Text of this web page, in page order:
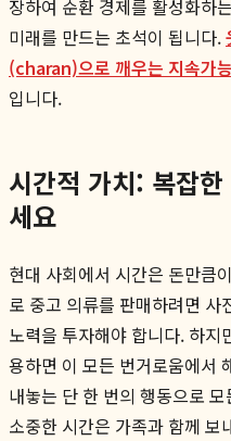
장하여 순환 경제를 활성화하
미래를 만드는 초석이 됩니다.
(charan)으로 깨우는 지속가
입니다.
시간적 가치: 복잡
세요
현대 사회에서 시간은 돈만큼
로 중고 의류를 판매하려면
노력을 투자해야 합니다. 하지
용하면 이 모든 번거로움에서
내놓는 단 한 번의 행동으로
소중한 시간은 가족과 함께 보